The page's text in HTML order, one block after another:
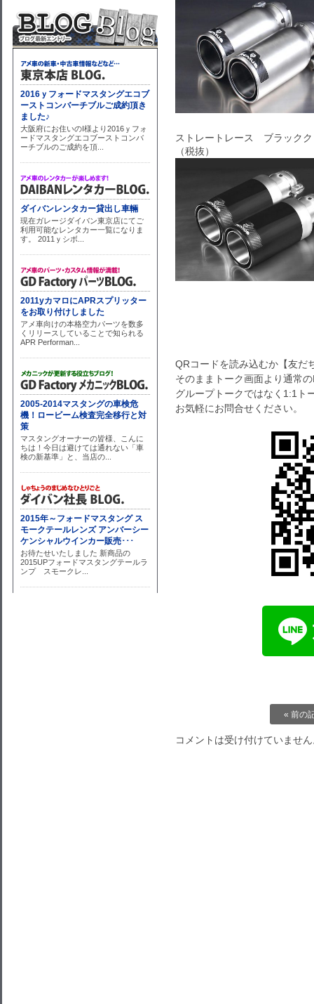
ストレートレース ブラック
（税抜）
QRコードを読み込むか【友だ
そのままトーク画面より通常
グループトークではなく1:1ト
お気軽にお問合せください。
« 前の
コメントは受け付けていませ